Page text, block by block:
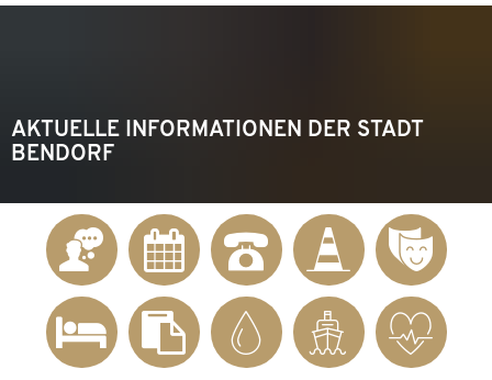
AKTUELLE INFORMATIONEN DER STADT
BENDORF